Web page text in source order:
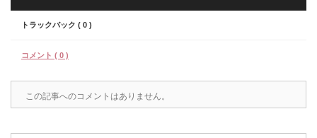
トラックバック ( 0 )
コメント ( 0 )
この記事へのコメントはありません。